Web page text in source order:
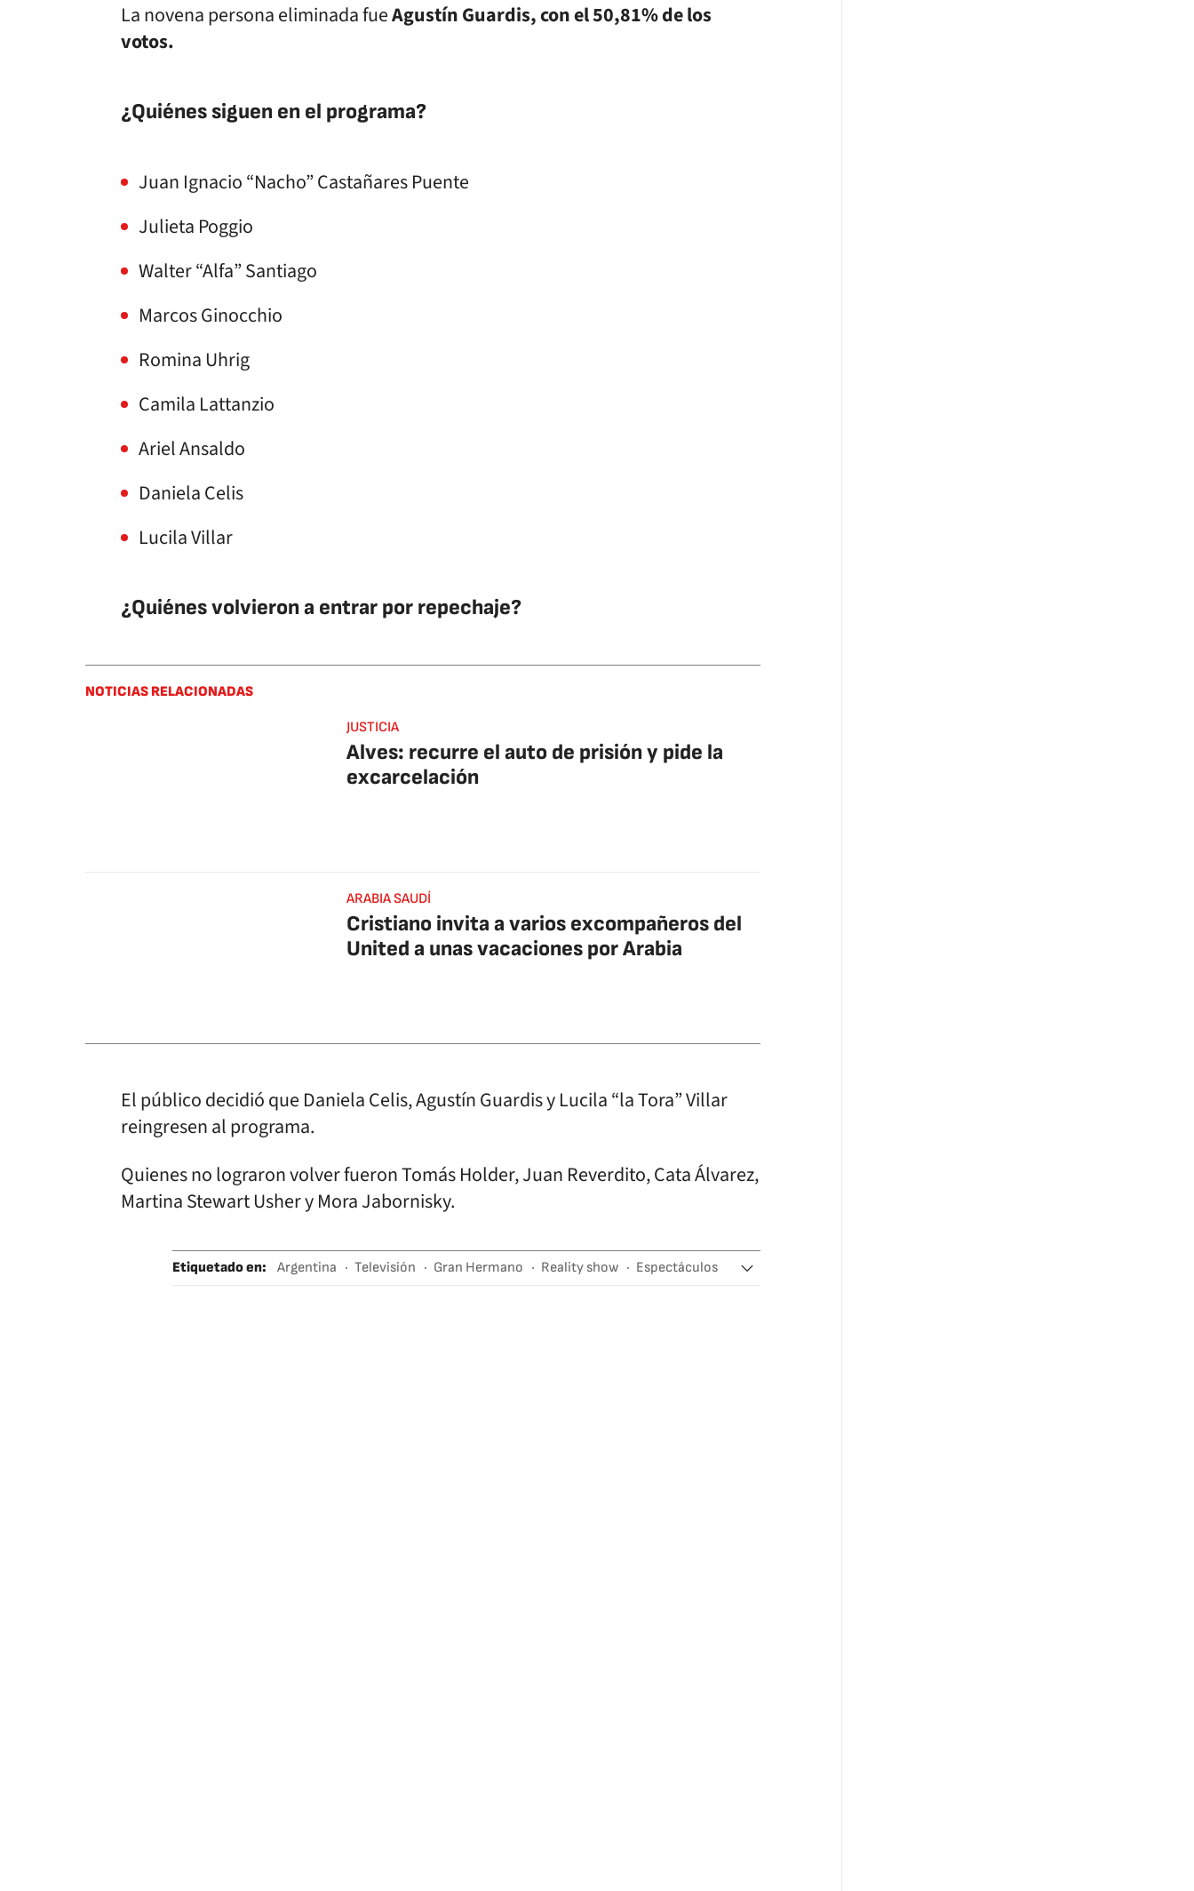
La novena persona eliminada fueAgustín Guardis, con el 50,81% de los
votos.
¿Quiénes siguen en el programa?
Juan Ignacio “Nacho” Castañares Puente
Julieta Poggio
Walter “Alfa” Santiago
Marcos Ginocchio
Romina Uhrig
Camila Lattanzio
Ariel Ansaldo
Daniela Celis
Lucila Villar
¿Quiénes volvieron a entrar por repechaje?
NOTICIAS RELACIONADAS
JUSTICIA
Alves: recurre el auto de prisión y pide la
excarcelación
ARABIA SAUDÍ
Cristiano invita a varios excompañeros del
United a unas vacaciones por Arabia
El público decidió que Daniela Celis, Agustín Guardis y Lucila “la Tora” Villar
reingresen al programa.
Quienes no lograron volver fueron Tomás Holder, Juan Reverdito, Cata Álvarez,
Martina Stewart Usher y Mora Jabornisky.
Etiquetado en: Argentina Televisión Gran Hermano Reality show Espectáculos